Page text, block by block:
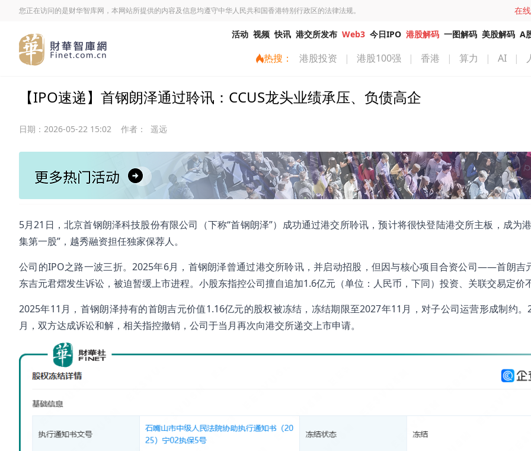
您正在访问的是财华智库网，本网站所提供的内容及信息均遵守中华人民共和国香港特别行政区的法律法规。 在
活动 视频 快讯 港交所发布 Web3 今日IPO 港股解码 一图解码 美股解码 A
热搜： 港股投资 | 港股100强 | 香港 | 算力 | AI |
【IPO速递】首钢朗泽通过聆讯：CCUS龙头业绩承压、负债高企
日期： 2026-05-22 15:02 作者： 遥远
5月21日，北京首钢朗泽科技股份有限公司（下称“首钢朗泽”）成功通过港交所聆讯，预计将很快登陆港交所主板，成为
集第一股”，越秀融资担任独家保荐人。
公司的IPO之路一波三折。2025年6月，首钢朗泽曾通过港交所聆讯，并启动招股，但因与核心项目合资公司——首朗吉
东吉元君熠发生诉讼，被迫暂缓上市进程。小股东指控公司擅自追加1.6亿元（单位：人民币，下同）投资、关联交易定价
2025年11月，首钢朗泽持有的首朗吉元价值1.16亿元的股权被冻结，冻结期限至2027年11月，对子公司运营形成制约。
月，双方达成诉讼和解，相关指控撤销，公司于当月再次向港交所递交上市申请。